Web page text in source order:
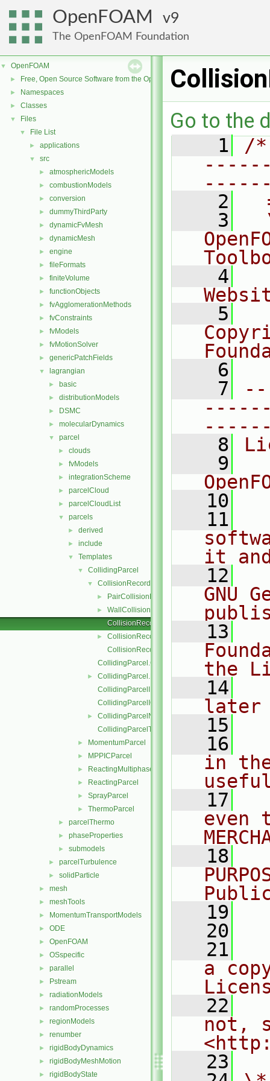
OpenFOAM 9
The OpenFOAM Foundation
▼ OpenFOAM
► Free, Open Source Software from the OpenFOAM Foundation
► Namespaces
► Classes
▼ Files
▼ File List
► applications
▼ src
► atmosphericModels
► combustionModels
► conversion
► dummyThirdParty
► dynamicFvMesh
► dynamicMesh
► engine
► fileFormats
► finiteVolume
► functionObjects
► fvAgglomerationMethods
► fvConstraints
► fvModels
► fvMotionSolver
► genericPatchFields
▼ lagrangian
► basic
► distributionModels
► DSMC
► molecularDynamics
▼ parcel
► clouds
► fvModels
► integrationScheme
► parcelCloud
► parcelCloudList
▼ parcels
► derived
► include
▼ Templates
▼ CollidingParcel
▼ CollisionRecordList
► PairCollisionRecord
►
WallCollisionRecord
CollisionRecordList.C
►
CollisionRecordList.H
CollisionRecordListI.H
CollidingParcel.C
►
CollidingParcel.H
CollidingParcelI.H
CollidingParcelIO.C
►
CollidingParcelName.C
CollidingParcelTrackingDataI.H
► MomentumParcel
► MPPICParcel
► ReactingMultiphaseParcel
► ReactingParcel
► SprayParcel
► ThermoParcel
► parcelThermo
► phaseProperties
► submodels
► parcelTurbulence
► solidParticle
► mesh
► meshTools
► MomentumTransportModels
► ODE
► OpenFOAM
► OSspecific
► parallel
► Pstream
► radiationModels
► randomProcesses
► regionModels
► renumber
► rigidBodyDynamics
► rigidBodyMeshMotion
► rigidBodyState
Go to the
    1
/
    2
    3
    4
    5
    6
    7
    8
    9
   10
   11
it
   12
GNU
   13
the
   14
later
   15
   16
in
   17
even
   18
   19
   20
   21
a
   22
not,
   23